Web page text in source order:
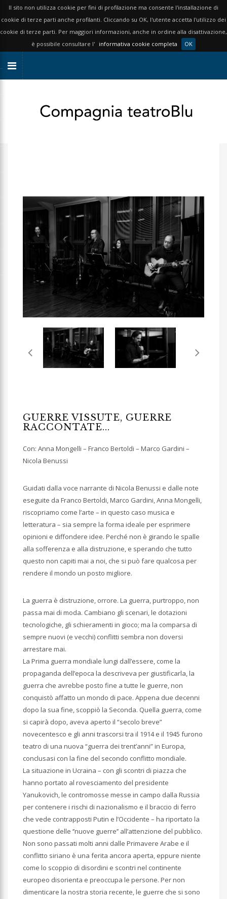
Il sito non utilizza cookie per fini di profilazione ma consente l'installazione di
cookie di terze parti anche profilanti. Cliccando su OK, l'utente accetta l'utilizzo dei
cookie di terze parti. Per maggiori informazioni, anche in ordine alla disattivazione,
è possibile consultare l' informativa cookie completa OK
prev next
GUERRE VISSUTE, GUERRE
RACCONTATE...
Con: Anna Mongelli – Franco Bertoldi – Marco Gardini –
Nicola Benussi
Guidati dalla voce narrante di Nicola Benussi e dalle note
eseguite da Franco Bertoldi, Marco Gardini, Anna Mongelli,
riscopriamo come l’arte – in questo caso musica e
letteratura – sia sempre la forma ideale per esprimere
opinioni e diffondere idee. Perché non è girando le spalle
alla sofferenza e alla distruzione, e sperando che tutto
questo non capiti mai a noi, che si può fare qualcosa per
rendere il mondo un posto migliore.
La guerra è distruzione, orrore. La guerra, purtroppo, non
passa mai di moda. Cambiano gli scenari, le dotazioni
tecnologiche, gli schieramenti in gioco; ma la comparsa di
sempre nuovi (e vecchi) conflitti sembra non doversi
arrestare mai.
La Prima guerra mondiale lungi dall’essere, come la
propaganda dell’epoca la descriveva per giustificarla, la
guerra che avrebbe posto fine a tutte le guerre, non
conquistò affatto un mondo di pace. Appena due decenni
dopo la sua fine, scoppiò la Seconda. Quella guerra, come
si capirà dopo, aveva aperto il “secolo breve”
novecentesco e gli anni trascorsi tra il 1914 e il 1945 furono
teatro di una nuova “guerra dei trent’anni” in Europa,
conclusasi con la fine del secondo conflitto mondiale.
La situazione in Ucraina – con gli scontri di piazza che
hanno portato al rovesciamento del presidente
Yanukovich, le contromosse messe in campo dalla Russia
per contenere i rischi di nazionalismo e il braccio di ferro
che vede contrapposti Putin e l’Occidente – ha riportato la
questione delle ‘’nuove guerre’’ all’attenzione del pubblico.
Non sono passati molti anni dalle Primavere Arabe e il
conflitto siriano è una ferita ancora aperta, eppure niente
come lo scoppio di disordini e scontri nel continente
europeo disorienta e preoccupa le persone. Per non
dimenticare la nostra storia recente, le guerre che si sono